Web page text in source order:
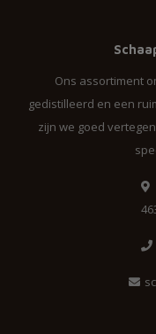
Ons assortiment
gedistilleerd en een
zijn we goed